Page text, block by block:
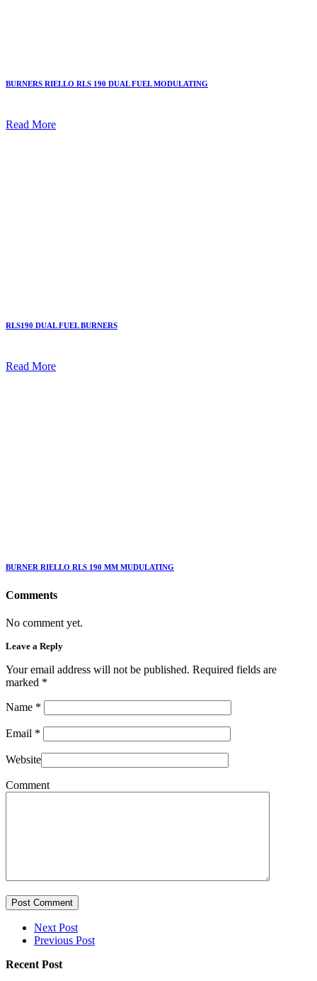
BURNERS RIELLO RLS 190 DUAL FUEL MODULATING
Read More
RLS190 DUAL FUEL BURNERS
Read More
BURNER RIELLO RLS 190 MM MUDULATING
Comments
No comment yet.
Leave a Reply
Your email address will not be published. Required fields are
marked *
Name *
Email *
Website
Comment
Post Comment
Next Post
Previous Post
Recent Post